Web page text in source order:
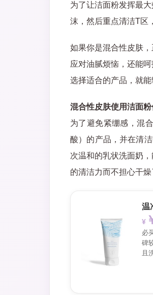
为了让洁面粉发挥最
沫，然后重点清洁T区
如果你是混合性皮肤
应对油腻烦恼，还能
选择适合的产品，就
混合性皮肤使用洁面
为了避免紧绷感，混
酸）的产品，并在清
次温和的乳状洗面奶
的清洁力而不担心干燥
温
必
碑
且